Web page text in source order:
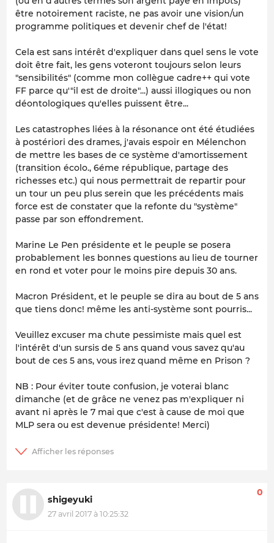
être notoirement raciste, ne pas avoir une vision/un
programme politiques et devenir chef de l'état!
Cela est sans intérêt d'expliquer dans quel sens le vote
doit être fait, les gens voteront toujours selon leurs
"sensibilités" (comme mon collègue cadre++ qui vote
FF parce qu'"il est de droite"...) aussi illogiques ou non
déontologiques qu'elles puissent être...
Les catastrophes liées à la résonance ont été étudiées
à postériori des drames, j'avais espoir en Mélenchon
de mettre les bases de ce système d'amortissement
(transition écolo., 6éme république, partage des
richesses etc.) qui nous permettrait de repartir pour
un tour un peu plus serein que les précédents mais
force est de constater que la refonte du "système"
passe par son effondrement.
Marine Le Pen présidente et le peuple se posera
probablement les bonnes questions au lieu de tourner
en rond et voter pour le moins pire depuis 30 ans.
Macron Président, et le peuple se dira au bout de 5 ans
que tiens donc! même les anti-système sont pourris...
Veuillez excuser ma chute pessimiste mais quel est
l'intérêt d'un sursis de 5 ans quand vous savez qu'au
bout de ces 5 ans, vous irez quand même en Prison ?
NB : Pour éviter toute confusion, je voterai blanc
dimanche (et de grâce ne venez pas m'expliquer ni
avant ni après le 7 mai que c'est à cause de moi que
MLP sera ou est devenue présidente! Merci)
shigeyuki
27 avril 2017 à 10:25:32
0